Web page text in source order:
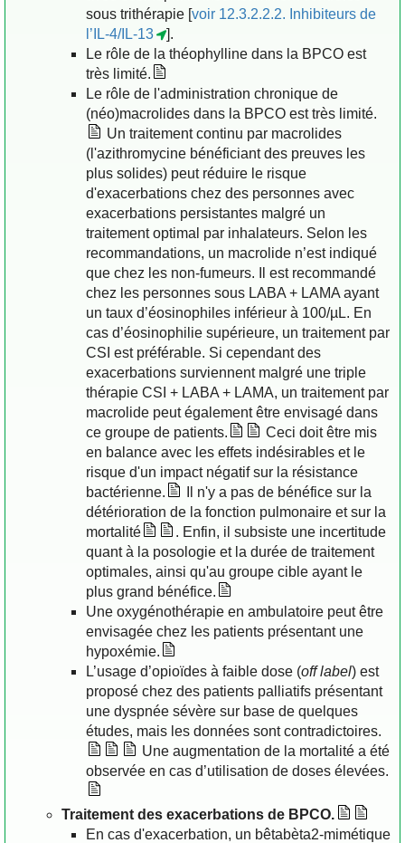
sous trithérapie [voir 12.3.2.2.2. Inhibiteurs de
l’IL-4/IL-13
].
Le rôle de la théophylline dans la BPCO est
très limité.
Le rôle de l'administration chronique de
(néo)macrolides dans la BPCO est très limité.
Un traitement continu par macrolides
(l'azithromycine bénéficiant des preuves les
plus solides) peut réduire le risque
d'exacerbations chez des personnes avec
exacerbations persistantes malgré un
traitement optimal par inhalateurs. Selon les
recommandations, un macrolide n’est indiqué
que chez les non-fumeurs. Il est recommandé
chez les personnes sous LABA + LAMA ayant
un taux d’éosinophiles inférieur à 100/µL. En
cas d’éosinophilie supérieure, un traitement par
CSI est préférable. Si cependant des
exacerbations surviennent malgré une triple
thérapie CSI + LABA + LAMA, un traitement par
macrolide peut également être envisagé dans
ce groupe de patients.
Ceci doit être mis
en balance avec les effets indésirables et le
risque d'un impact négatif sur la résistance
bactérienne.
Il n'y a pas de bénéfice sur la
détérioration de la fonction pulmonaire et sur la
mortalité
. Enfin, il subsiste une incertitude
quant à la posologie et la durée de traitement
optimales, ainsi qu'au groupe cible ayant le
plus grand bénéfice.
Une oxygénothérapie en ambulatoire peut être
envisagée chez les patients présentant une
hypoxémie.
L’usage d’opioïdes à faible dose (off label) est
proposé chez des patients palliatifs présentant
une dyspnée sévère sur base de quelques
études, mais les données sont contradictoires.
Une augmentation de la mortalité a été
observée en cas d’utilisation de doses élevées.
Traitement des exacerbations de BPCO.
En cas d'exacerbation, un bêtabèta2-mimétique